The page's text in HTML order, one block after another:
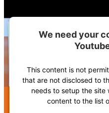
We need your
This content is not
that are not disclosed to
needs to setup the site
content to the list